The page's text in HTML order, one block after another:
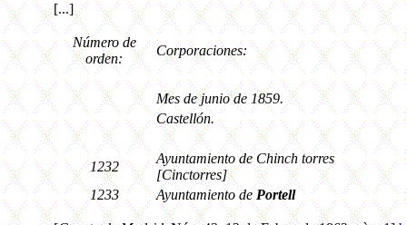
[...]
Número de
orden:
Corporaciones:
Mes de junio de 1859.
Castellón.
1232
Ayuntamiento de Chinch torres
[Cinctorres]
1233
Ayuntamiento dePortell